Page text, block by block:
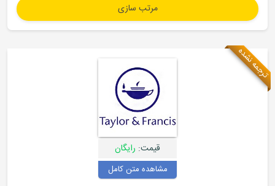
رایگان
مشاهده متن کامل